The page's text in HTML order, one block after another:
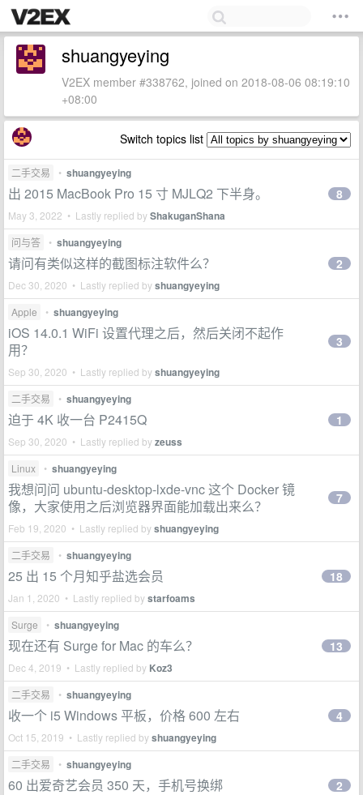
shuangyeying
V2EX member #338762, joined on 2018-08-06 08:19:10
+08:00
Switch topics list
二手交易 • shuangyeying
出 2015 MacBook Pro 15 寸 MJLQ2 下半身。
May 3, 2022 • Lastly replied byShakuganShana
8
问与答 • shuangyeying
请问有类似这样的截图标注软件么？
Dec 30, 2020 • Lastly replied byshuangyeying
2
Apple • shuangyeying
iOS 14.0.1 WiFi 设置代理之后，然后关闭不起作
用？
Sep 30, 2020 • Lastly replied byshuangyeying
3
二手交易 • shuangyeying
迫于 4K 收一台 P2415Q
Sep 30, 2020 • Lastly replied byzeuss
1
Linux • shuangyeying
我想问问 ubuntu-desktop-lxde-vnc 这个 Docker 镜
像，大家使用之后浏览器界面能加载出来么？
Feb 19, 2020 • Lastly replied byshuangyeying
7
二手交易 • shuangyeying
25 出 15 个月知乎盐选会员
Jan 1, 2020 • Lastly replied bystarfoams
18
Surge • shuangyeying
现在还有 Surge for Mac 的车么？
Dec 4, 2019 • Lastly replied by Koz3
13
二手交易 • shuangyeying
收一个 i5 Windows 平板，价格 600 左右
Oct 15, 2019 • Lastly replied byshuangyeying
4
二手交易 • shuangyeying
60 出爱奇艺会员 350 天，手机号换绑 2